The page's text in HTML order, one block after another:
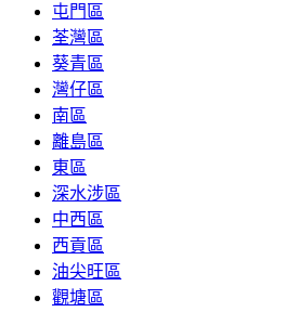
屯門區
荃灣區
葵青區
灣仔區
南區
離島區
東區
深水涉區
中西區
西貢區
油尖旺區
觀塘區